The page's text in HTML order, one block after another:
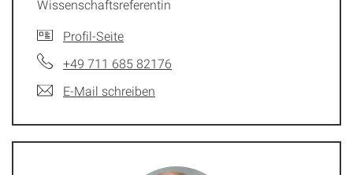
Wissenschaftsreferentin
Profil-Seite
+49 711 685 82176
E-Mail schreiben